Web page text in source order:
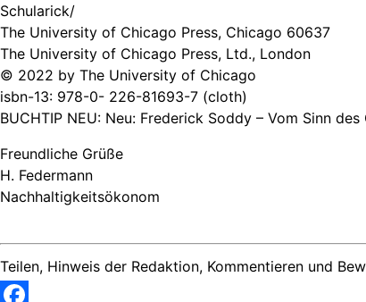
Schularick/
The University of Chicago Press, Chicago 60637
The University of Chicago Press, Ltd., London
© 2022 by The University of Chicago
isbn-13: 978-0- 226-81693-7 (cloth)
BUCHTIP NEU: Neu: Frederick Soddy – Vom Sinn des
Freundliche Grüße
H. Federmann
Nachhaltigkeitsökonom
Teilen, Hinweis der Redaktion, Kommentieren und